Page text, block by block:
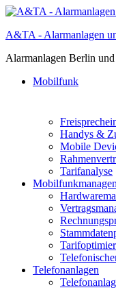
A&TA - Alarmanlagen
Alarmanlagen Berlin
Mobilfunk
Handys &
Mobile
Tarifanalyse
Telefonanlagen